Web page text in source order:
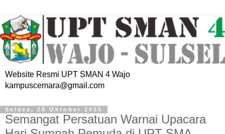
Website Resmi UPT SMAN 4 Wajo
kampuscemara@gmail.com
Selasa, 28 Oktober 2025
Semangat Persatuan Warnai Upacara